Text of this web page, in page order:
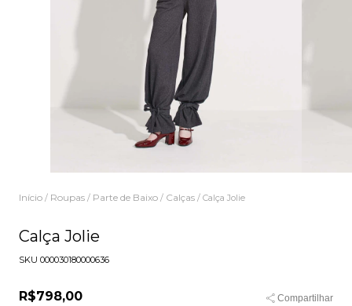
Início / Roupas / Parte de Baixo / Calças / Calça Jolie
Calça Jolie
SKU 000030180000636
R$798,00
Compartilhar